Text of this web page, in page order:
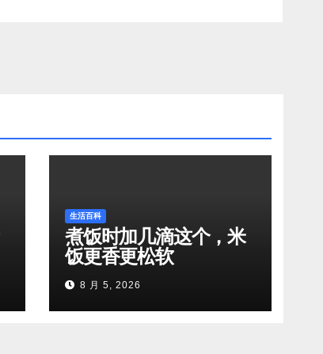
生活百科
煮饭时加几滴这个，米
饭更香更松软
8 月 5, 2026